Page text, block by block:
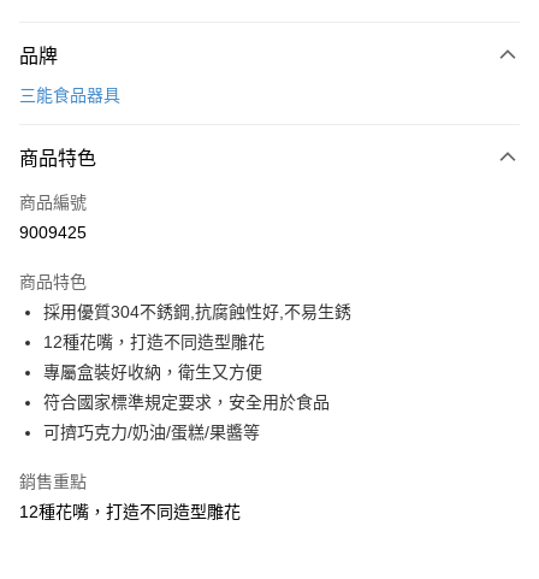
信用卡一次付款
運送方式
• 付款後全家取貨
• 付款後7-11取貨
每筆NT$60，滿NT$699(含以上)免運費
(請點開選項勾選)
每筆NT$250
品牌
三能食品器具
商品特色
商品編號
9009425
商品特色
採用優質304不銹鋼,抗腐蝕性好,不易生銹
12種花嘴，打造不同造型雕花
專屬盒裝好收納，衛生又方便
符合國家標準規定要求，安全用於食品
可擠巧克力/奶油/蛋糕/果醬等
銷售重點
12種花嘴，打造不同造型雕花